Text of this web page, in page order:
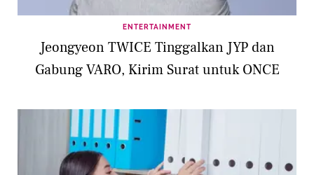
ENTERTAINMENT
Jeongyeon TWICE Tinggalkan JYP dan
Gabung VARO, Kirim Surat untuk ONCE